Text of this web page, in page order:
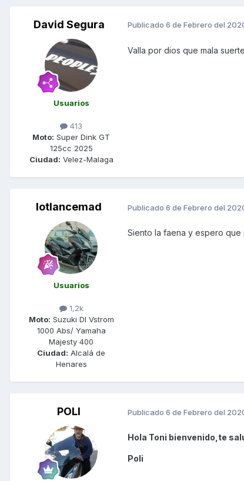
David Segura
Usuarios
413
Moto: Super Dink GT
125cc 2025
Ciudad: Velez-Malaga
Publicado 6 de Febrero del
Valla por dios que mala
lotlancemad
Usuarios
1,2k
Moto: Suzuki Dl Vstrom
1000 Abs/ Yamaha
Majesty 400
Ciudad: Alcalá de
Henares
Publicado 6 de Febrero del
Siento la faena y espero
POLI Publicado 6 de Febrero del
Hola Toni bienvenido,te
Poli